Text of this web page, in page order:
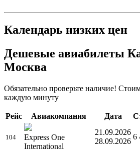
Календарь низких цен
Дешевые авиабилеты
Москва
Обязательно проверьте наличие!
каждую минуту
Рейс Авиакомпания Дата
104
Express One
International
21.09.2026
28.09.2026
6